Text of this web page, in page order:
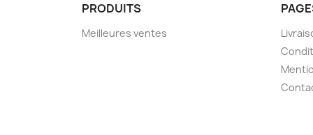
PRODUITS
Meilleures ventes